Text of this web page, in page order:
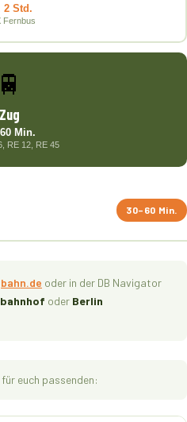
2 Std.
Fernbus
🚆
Zug
Min.
RE 12, RE 45
30–60 Min.
bahn.de oder in der DB Navigator
oder Berlin
euch passenden: